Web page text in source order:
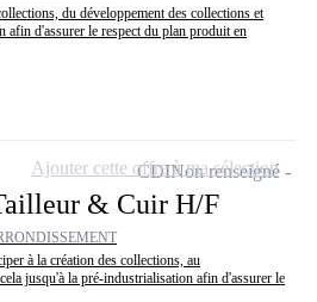
du développement des collections et
afin d'assurer le respect du plan produit en
& Cuir H/F
à la création des collections, au
jusqu'à la pré-industrialisation afin d'assurer le
CDINon renseigné
Ajouter cette offre à ma sélection